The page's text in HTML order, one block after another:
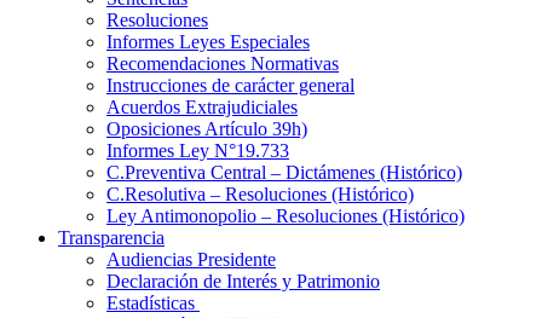
Resoluciones
Informes Leyes Especiales
Recomendaciones Normativas
Instrucciones de carácter general
Acuerdos Extrajudiciales
Oposiciones Artículo 39h)
Informes Ley N°19.733
C.Preventiva Central – Dictámenes (Histórico)
C.Resolutiva – Resoluciones (Histórico)
Ley Antimonopolio – Resoluciones (Histórico)
Transparencia
Audiencias Presidente
Declaración de Interés y Patrimonio
Estadísticas